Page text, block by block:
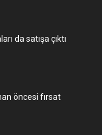
da satışa çıktı
öncesi fırsat